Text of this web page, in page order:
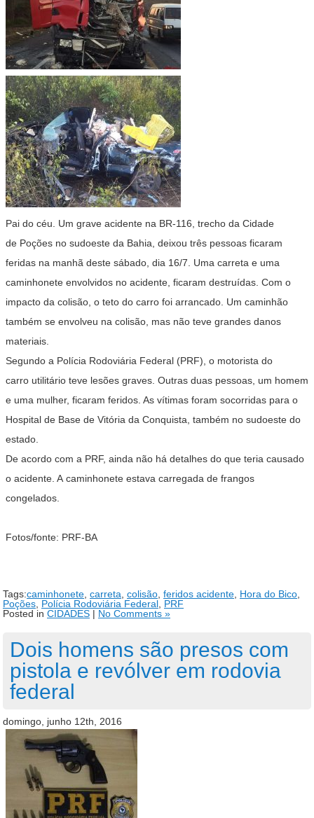
Pai do céu. Um grave acidente na BR-116, trecho da Cidade
de Poções no sudoeste da Bahia, deixou três pessoas ficaram
feridas na manhã deste sábado, dia 16/7. Uma carreta e uma
caminhonete envolvidos no acidente, ficaram destruídas. Com o
impacto da colisão, o teto do carro foi arrancado. Um caminhão
também se envolveu na colisão, mas não teve grandes danos
materiais.
Segundo a Polícia Rodoviária Federal (PRF), o motorista do
carro utilitário teve lesões graves. Outras duas pessoas, um homem
e uma mulher, ficaram feridos. As vítimas foram socorridas para o
Hospital de Base de Vitória da Conquista, também no sudoeste do
estado.
De acordo com a PRF, ainda não há detalhes do que teria causado
o acidente. A caminhonete estava carregada de frangos
congelados.
Fotos/fonte: PRF-BA
Tags:caminhonete carreta colisão feridos acidente Hora do Bico
Poções Polícia Rodoviária Federal PRF
Posted in CIDADES | No Comments »
Dois homens são presos com
pistola e revólver em rodovia
federal
domingo, junho 12th, 2016